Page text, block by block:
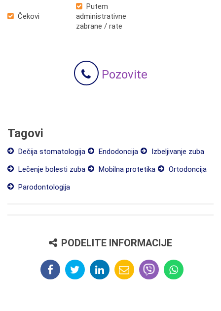
Čekovi
Putem
administrativne
zabrane / rate
Pozovite
Tagovi
Dečija stomatologija Endodoncija
Izbeljivanje zuba
Lečenje bolesti zuba
Mobilna protetika
Ortodoncija
Parodontologija
PODELITE INFORMACIJE